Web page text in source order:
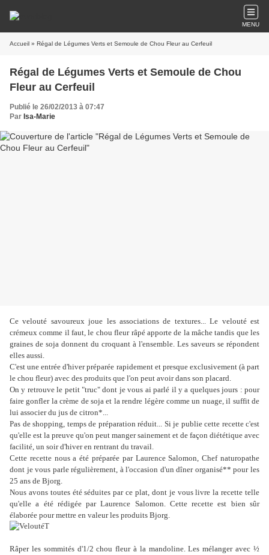
MENU
Accueil » Régal de Légumes Verts et Semoule de Chou Fleur au Cerfeuil
Régal de Légumes Verts et Semoule de Chou
Fleur au Cerfeuil
Publié le 26/02/2013 à 07:47
Par Isa-Marie
Ce velouté savoureux joue les associations de textures... Le velouté est
crémeux comme il faut, le chou fleur râpé apporte de la mâche tandis que les
graines de soja donnent du croquant à l'ensemble. Les saveurs se répondent
elles aussi.
C'est une entrée d'hiver préparée rapidement et presque exclusivement (à part
le chou fleur) avec des produits que l'on peut avoir dans son placard.
On y retrouve le petit "truc" dont je vous ai parlé il y a quelques jours : pour
faire gonfler la crème de soja et la rendre légère comme un nuage, il suffit de
lui associer du jus de citron*...
Pas de shopping, temps de préparation réduit... Si je publie cette recette c'est
qu'elle est la preuve qu'on peut manger sainement et de façon diététique avec
facilité, un soir d'hiver en rentrant du travail.
Cette recette nous a été préparée par Laurence Salomon, Chef naturopathe
dont je vous parle régulièrement, à l'occasion d'un dîner organisé** pour les
25 ans de Bjorg.
Nous avons toutes été séduites par ce plat, dont je vous livre la recette telle
qu'elle a été rédigée par Laurence Salomon. Cette recette est bien sûr
élaborée pour mettre en valeur les produits Bjorg.
Râper les sommités d'1/2 chou fleur à la mandoline. Les mélanger avec ½